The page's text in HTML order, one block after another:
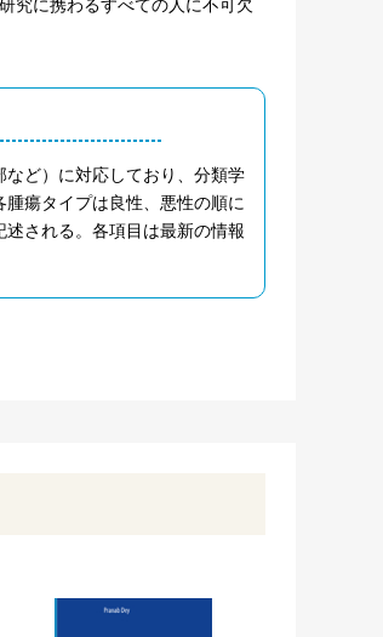
究に携わるすべての人に不可欠
ど）に対応しており、分類学
瘍タイプは良性、悪性の順に
される。各項目は最新の情報